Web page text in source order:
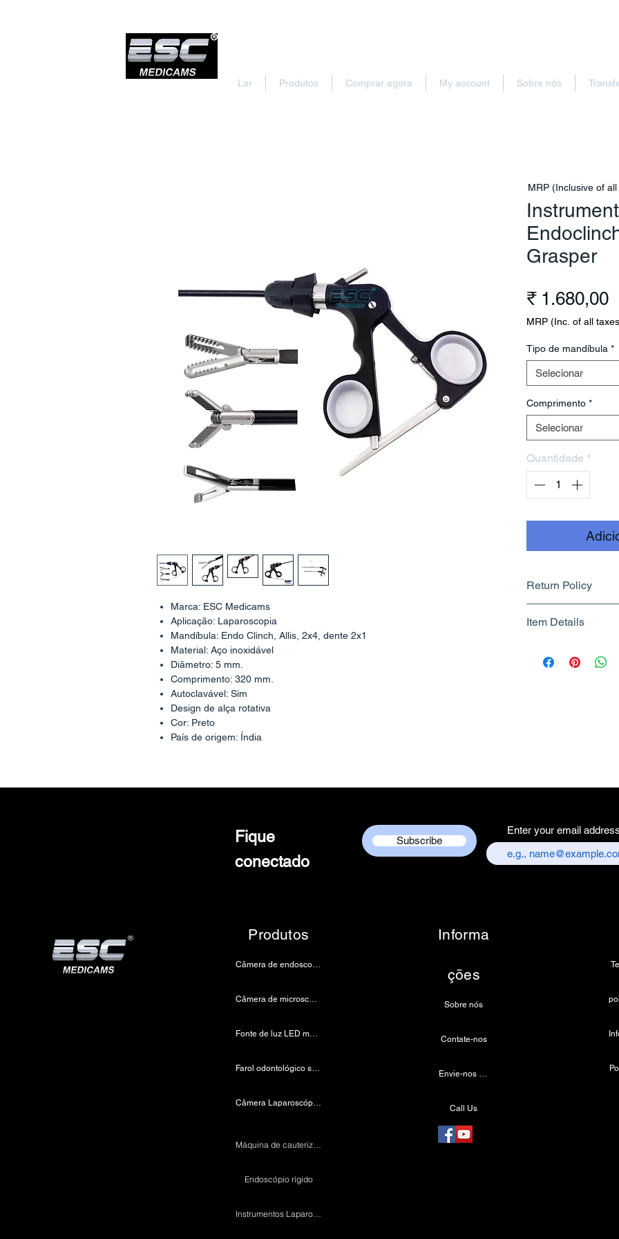
Lar Produtos Comprar agora My account Sobre nós
Marca: ESC Medicams
Aplicação: Laparoscopia
Mandíbula: Endo Clinch, Allis, 2x4, dente 2x1
Material: Aço inoxidável
Diâmetro: 5 mm.
Comprimento: 320 mm.
Autoclavável: Sim
Design de alça rotativa
Cor: Preto
País de origem: Índia
Grasper
₹ 1.680,00
MRP (Inc. of all
Tipo de mandíbula *
Selecionar
Comprimento *
Selecionar
Quantidade *
Return Policy
Know More
Item Details
Manufacturer/
MRP (Inclusive of
Fique
conectado
Subscribe
Enter your email address
Produtos
Câmera de endoscopia
Câmera de microscópio 4k
Fonte de luz LED médica
Farol odontológico sem fio
Câmera Laparoscópica
Endoscópio rígido
Informa
ções
Sobre nós
Contate-nos
Envie-nos um e-mail
Call Us